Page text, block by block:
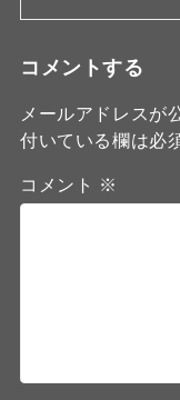
コメントする
メールアドレスが
付いている欄は必
コメント ※